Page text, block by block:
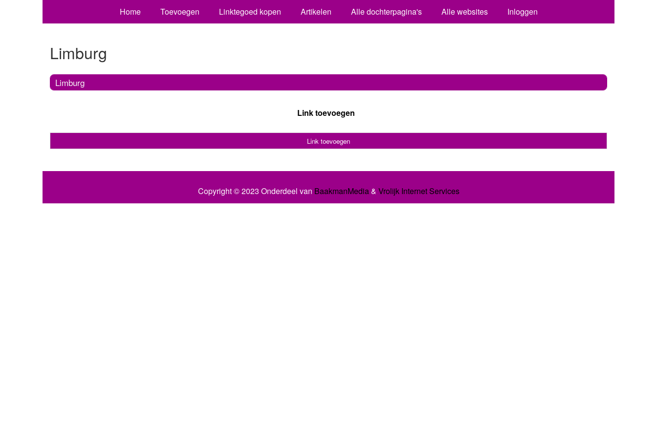
Home Toevoegen Linktegoed kopen Artikelen Alle dochterpagina's Alle websites Inloggen
Limburg
Limburg
Link toevoegen
Link toevoegen
Copyright © 2023 Onderdeel van BaakmanMedia& Vrolijk Internet Services